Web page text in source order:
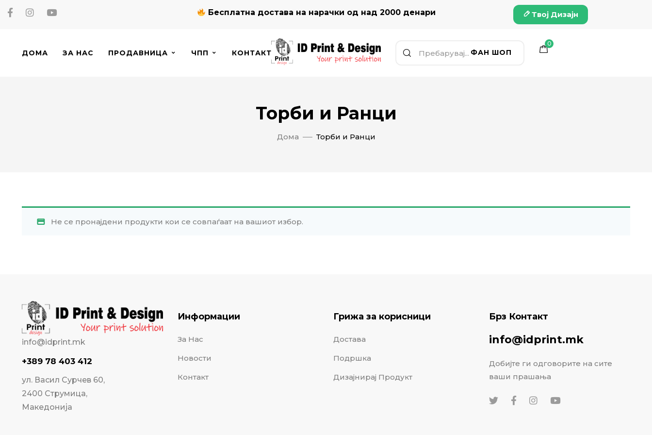
Бесплатна достава на нарачки од над 2000 денари Твој Дизајн
ДОМА ЗА НАС ПРОДАВНИЦА ЧПП КОНТАКТ ФАН ШОП
0
Торби и Ранци
Дома Торби и Ранци
Не се пронајдени продукти кои се совпаѓаат на вашиот избор.
info@idprint.mk
+389 78 403 412
ул. Васил Сурчев 60,
2400 Струмица,
Македонија
Информации
За Нас
Новости
Контакт
Грижа за корисници
Достава
Подршка
Дизајнирај Продукт
Брз Контакт
info@idprint.mk
Добијте ги одговорите на сите
ваши прашања